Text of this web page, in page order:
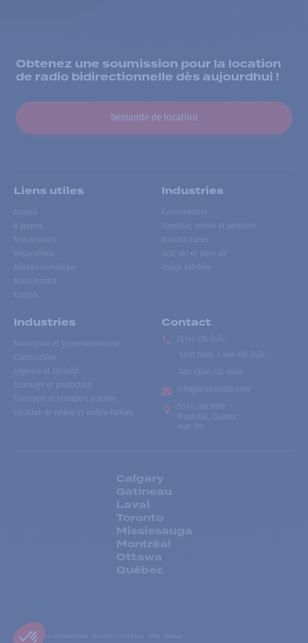
Obtenez une soumission pour la location
de radio bidirectionnelle dès aujourdhui !
Demande de location
Liens utiles
Accueil
À propos
Nos produits
Réparations
Réseau numérique
Nous joindre
English
Industries
Événementiel
Forestier, minier et pétrolier
Manufacturier
Golf, ski et plein air
Usage extrême
Industries
Municipale et gouvernementale
Construction
Urgence et sécurité
Tournage et production
Transport et transport scolaire
Location de radios et walkie-talkies
Contact
(514) 735-2424
Sans frais
1-866-735-2424
Fax:
(514) 735-8046
info@accesradio.com
5591, rue Paré
Montréal, Québec
H4P 1P7
Calgary
Gatineau
Laval
Toronto
Mississauga
Montréal
Ottawa
Québec
Politiques de confidentialité